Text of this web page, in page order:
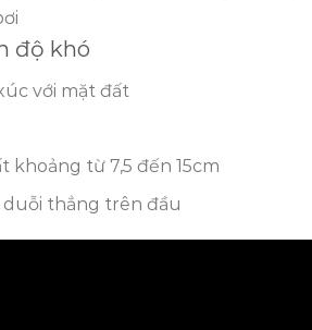
độ khó
với mặt đất
khoảng từ 7,5 đến 15cm
duỗi thẳng trên đầu